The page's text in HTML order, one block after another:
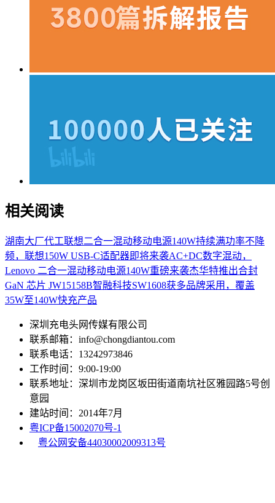
相关阅读
湖南大厂代工联想二合一混动移动电源140W持续满功率不降
频，联想150W USB-C适配器即将来袭AC+DC数字混动，
Lenovo 二合一混动移动电源140W重磅来袭杰华特推出合封
GaN 芯片 JW15158B智融科技SW1608获多品牌采用，覆盖
35W至140W快充产品
深圳充电头网传媒有限公司
联系邮箱：info@chongdiantou.com
联系电话：13242973846
工作时间：9:00-19:00
联系地址：深圳市龙岗区坂田街道南坑社区雅园路5号创
意园
建站时间：2014年7月
粤ICP备15002070号-1
粤公网安备44030002009313号